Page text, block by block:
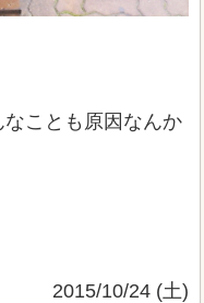
ことも原因なんか
2015/10/24 (土)